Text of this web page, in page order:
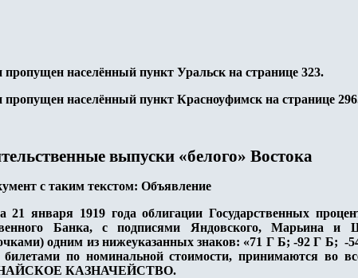
пропущен населённый пункт Уральск на странице 323.
пропущен населённый пункт Красноуфимск на странице
выпуски «белого» Востока
с таким текстом: Объявление
21 января 1919 года облигации Государственных
Банка, с подписями Яндовского, Марьина
одним из нижеуказанных знаков: «71 Г Б; -92 Г Б; -
билетами по номинальной стоимости, принимаются во
КАЗНАЧЕЙСТВО.